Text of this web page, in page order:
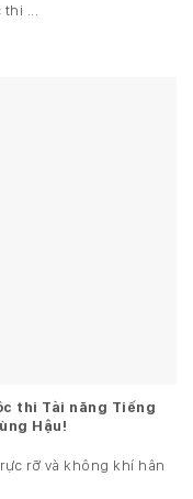
thi ...
thi Tài năng Tiếng
Hậu!
rỡ và không khí hân